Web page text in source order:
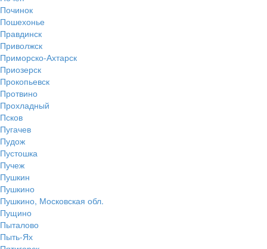
Починок
Пошехонье
Правдинск
Приволжск
Приморско-Ахтарск
Приозерск
Прокопьевск
Протвино
Прохладный
Псков
Пугачев
Пудож
Пустошка
Пучеж
Пушкин
Пушкино
Пушкино, Московская обл.
Пущино
Пыталово
Пыть-Ях